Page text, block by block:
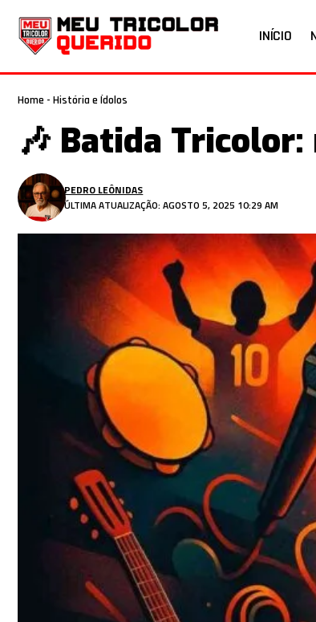
INÍCIO
Home - História e Ídolos
🎶 Batida
ÚLTIMA ATUALIZAÇÃO: AGOSTO 5, 2025 10:29 AM
PEDRO LEÔNIDAS